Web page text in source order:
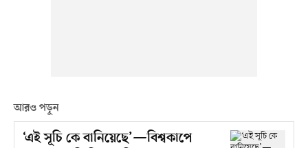
আরও পড়ুন
‘এই সূচি কে বানিয়েছে’—বিশ্বকাপে